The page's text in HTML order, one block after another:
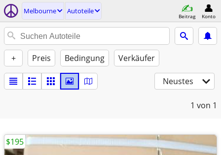
Melbourne Autoteile
Beitrag Konto
+ Preis Bedingung Verkäufer
Neustes
1 von 1
$195